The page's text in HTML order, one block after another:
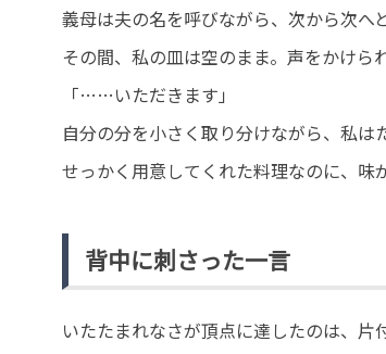
義母は夫の名を呼びながら、次から次へ
その間、私の皿は空のまま。声をかけら
「……いただきます」
自分の分を小さく取り分けながら、私は
せっかく用意してくれた料理なのに、味
背中に刺さった一言
いたたまれなさが頂点に達したのは、片